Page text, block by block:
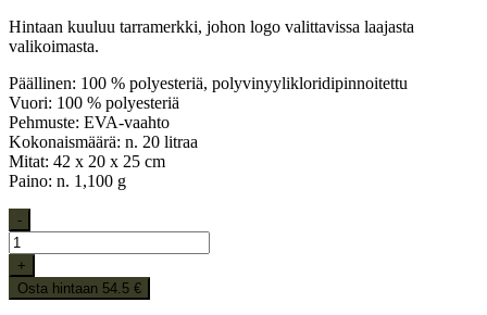
Hintaan kuuluu tarramerkki, johon logo valittavissa laajasta
valikoimasta.
Päällinen: 100 % polyesteriä, polyvinyylikloridipinnoitettu
Vuori: 100 % polyesteriä
Pehmuste: EVA-vaahto
Kokonaismäärä: n. 20 litraa
Mitat: 42 x 20 x 25 cm
Paino: n. 1,100 g
-
+
Osta hintaan 54.5 €